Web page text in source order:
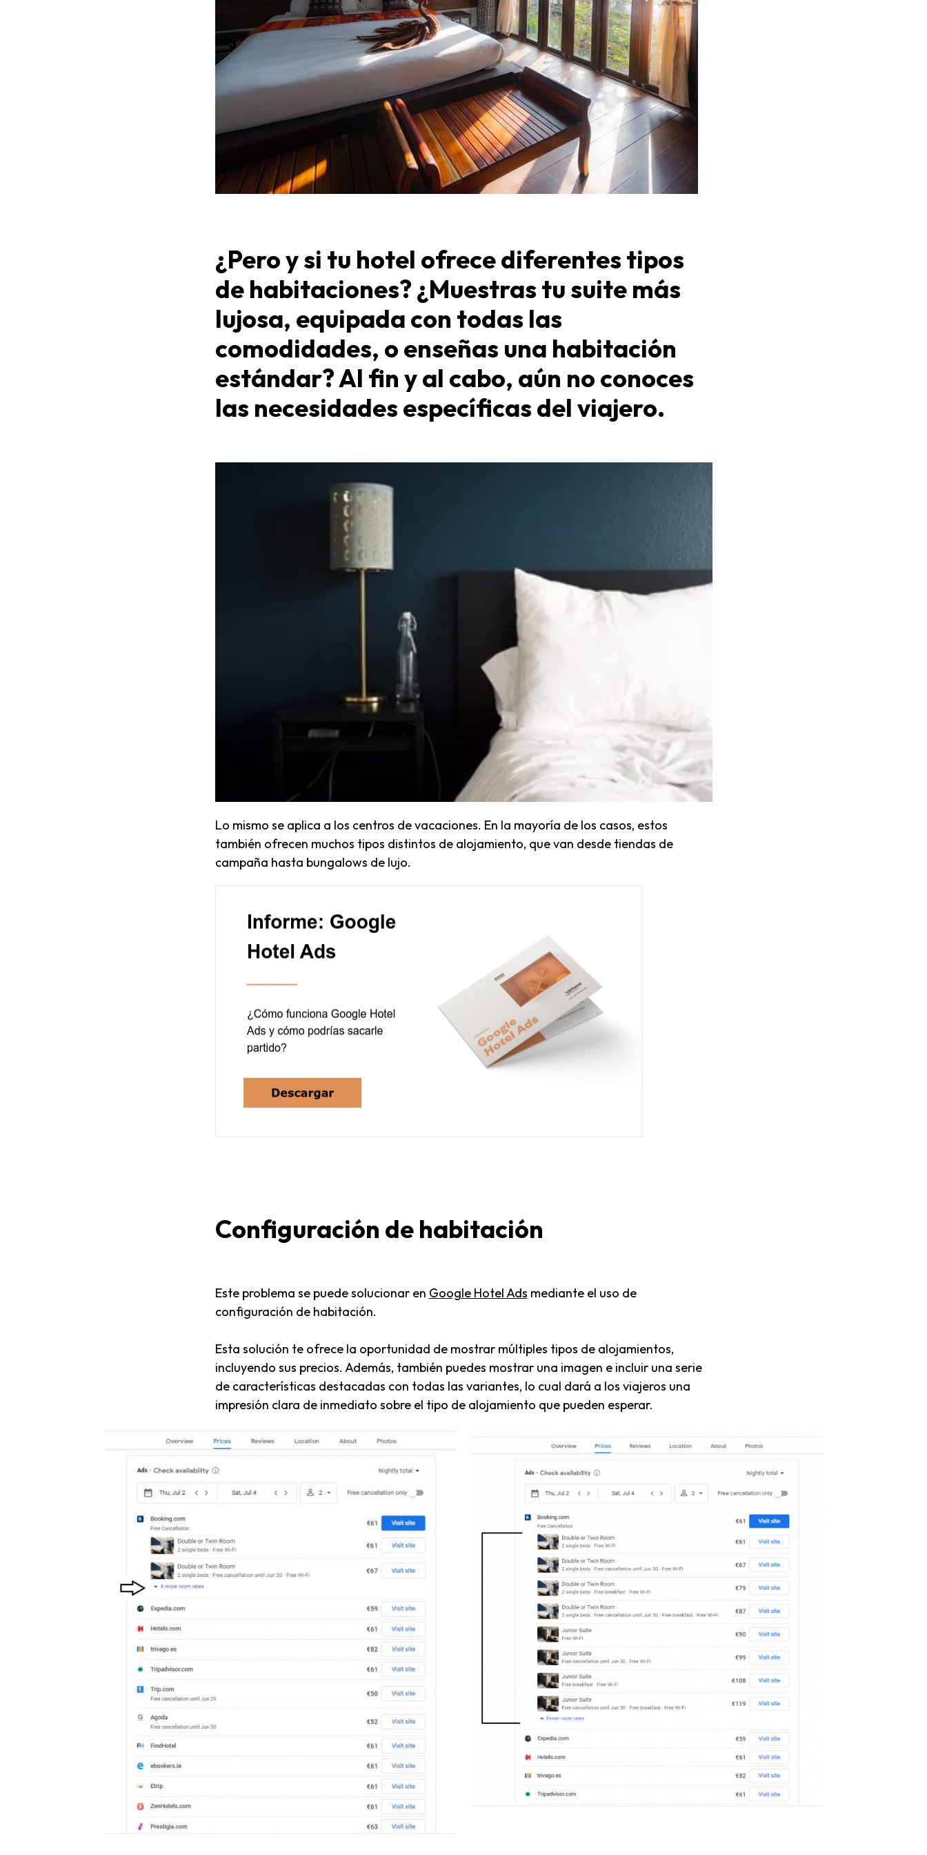
¿Pero y si tu hotel ofrece diferentes tipos
de habitaciones? ¿Muestras tu suite más
lujosa, equipada con todas las
comodidades, o enseñas una habitación
estándar? Al fin y al cabo, aún no conoces
las necesidades específicas del viajero.
Lo mismo se aplica a los centros de vacaciones. En la mayoría de los casos, estos
también ofrecen muchos tipos distintos de alojamiento, que van desde tiendas de
campaña hasta bungalows de lujo.
Configuración de habitación
Este problema se puede solucionar en Google Hotel Ads mediante el uso de
configuración de habitación.
Esta solución te ofrece la oportunidad de mostrar múltiples tipos de alojamientos,
incluyendo sus precios. Además, también puedes mostrar una imagen e incluir una serie
de características destacadas con todas las variantes, lo cual dará a los viajeros una
impresión clara de inmediato sobre el tipo de alojamiento que pueden esperar.